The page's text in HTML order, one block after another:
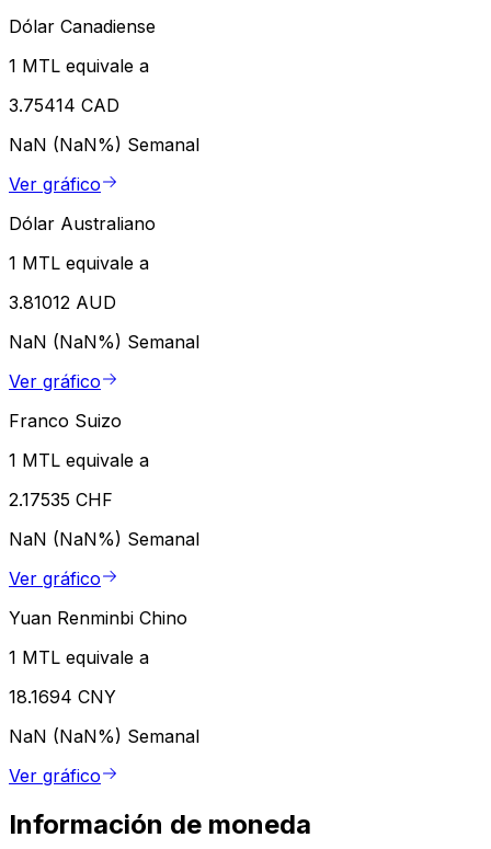
Dólar Canadiense
1 MTL equivale a
3.75414 CAD
NaN (NaN%) Semanal
Ver gráfico
Dólar Australiano
1 MTL equivale a
3.81012 AUD
NaN (NaN%) Semanal
Ver gráfico
Franco Suizo
1 MTL equivale a
2.17535 CHF
NaN (NaN%) Semanal
Ver gráfico
Yuan Renminbi Chino
1 MTL equivale a
18.1694 CNY
NaN (NaN%) Semanal
Ver gráfico
Información de moneda